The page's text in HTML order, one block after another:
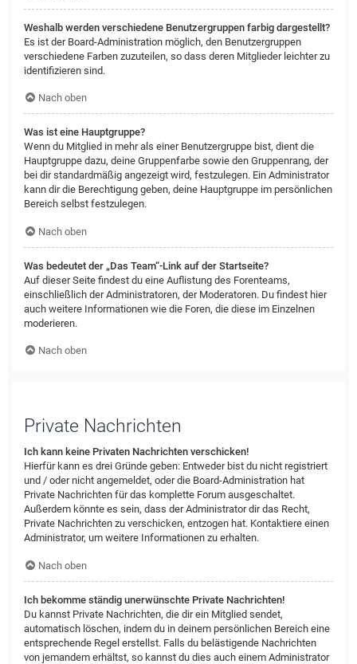
Weshalb werden verschiedene Benutzergruppen farbig dargestellt?
Es ist der Board-Administration möglich, den Benutzergruppen
verschiedene Farben zuzuteilen, so dass deren Mitglieder leichter zu
identifizieren sind.
Nach oben
Was ist eine Hauptgruppe?
Wenn du Mitglied in mehr als einer Benutzergruppe bist, dient die
Hauptgruppe dazu, deine Gruppenfarbe sowie den Gruppenrang, der
bei dir standardmäßig angezeigt wird, festzulegen. Ein Administrator
kann dir die Berechtigung geben, deine Hauptgruppe im persönlichen
Bereich selbst festzulegen.
Nach oben
Was bedeutet der „Das Team“-Link auf der Startseite?
Auf dieser Seite findest du eine Auflistung des Forenteams,
einschließlich der Administratoren, der Moderatoren. Du findest hier
auch weitere Informationen wie die Foren, die diese im Einzelnen
moderieren.
Nach oben
Private Nachrichten
Ich kann keine Privaten Nachrichten verschicken!
Hierfür kann es drei Gründe geben: Entweder bist du nicht registriert
und / oder nicht angemeldet, oder die Board-Administration hat
Private Nachrichten für das komplette Forum ausgeschaltet.
Außerdem könnte es sein, dass der Administrator dir das Recht,
Private Nachrichten zu verschicken, entzogen hat. Kontaktiere einen
Administrator, um weitere Informationen zu erhalten.
Nach oben
Ich bekomme ständig unerwünschte Private Nachrichten!
Du kannst Private Nachrichten, die dir ein Mitglied sendet,
automatisch löschen, indem du in deinem persönlichen Bereich eine
entsprechende Regel erstellst. Falls du belästigende Nachrichten
von jemandem erhältst, so kannst du dies auch einem Administrator